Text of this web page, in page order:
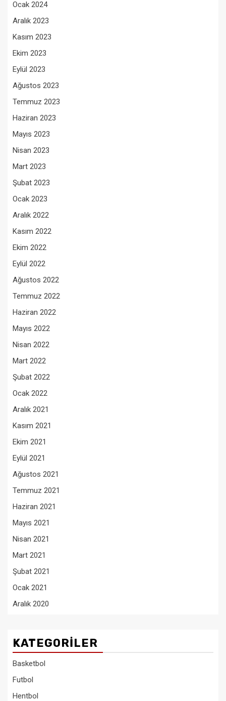
Ocak 2024
Aralık 2023
Kasım 2023
Ekim 2023
Eylül 2023
Ağustos 2023
Temmuz 2023
Haziran 2023
Mayıs 2023
Nisan 2023
Mart 2023
Şubat 2023
Ocak 2023
Aralık 2022
Kasım 2022
Ekim 2022
Eylül 2022
Ağustos 2022
Temmuz 2022
Haziran 2022
Mayıs 2022
Nisan 2022
Mart 2022
Şubat 2022
Ocak 2022
Aralık 2021
Kasım 2021
Ekim 2021
Eylül 2021
Ağustos 2021
Temmuz 2021
Haziran 2021
Mayıs 2021
Nisan 2021
Mart 2021
Şubat 2021
Ocak 2021
Aralık 2020
KATEGORILER
Basketbol
Futbol
Hentbol